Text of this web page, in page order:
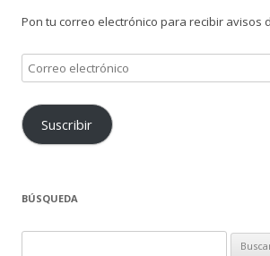
Pon tu correo electrónico para recibir avisos
Correo
electrónico
Suscribir
BÚSQUEDA